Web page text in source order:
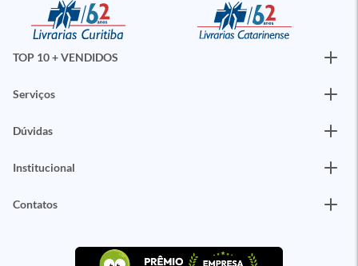
TOP 10 + VENDIDOS
Serviços
Dúvidas
Institucional
Contatos